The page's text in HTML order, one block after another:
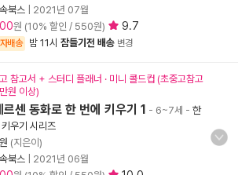
북스
2021년 07월
원 (10% 할인 / 550원) 9.7
배송 밤 11시 잠들기전 배송 변경
참고서 + 스터디 플래너 · 미니 콜드컵 (초중고참고
원 이상)
르센 동화로 한 번에 키우기 1 - 6~7세 - 한
키우기 시리즈
(지은이)
북스
2021년 06월